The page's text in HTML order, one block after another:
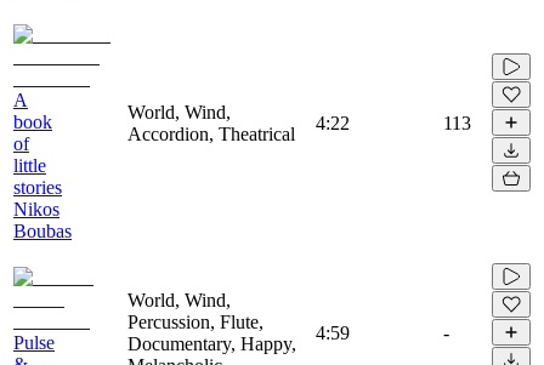
A
book
of
little
stories
Nikos
Boubas
World, Wind,
Accordion, Theatrical
4:22 113
Pulse
World, Wind,
Percussion, Flute,
Documentary, Happy,
4:59 -